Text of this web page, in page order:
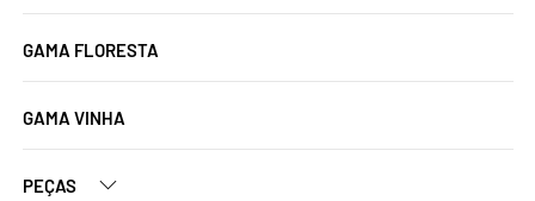
GAMA FLORESTA
GAMA VINHA
PEÇAS